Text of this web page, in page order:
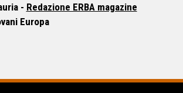
- Redazione ERBA magazine
Europa